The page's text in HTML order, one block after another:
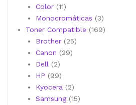
Color 1111
productos
Monocromáticas 33
productos
Toner Compatible 169169
Brother 2525
Canon 2929
Dell 22
productos
HP 9999
productos
Kyocera 22
productos
Samsung 1515